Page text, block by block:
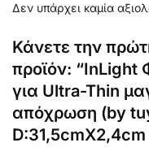
Δεν υπάρχει καμία
Κάνετε την
προϊόν: “InLight
για Ultra-Thin
απόχρωση (by